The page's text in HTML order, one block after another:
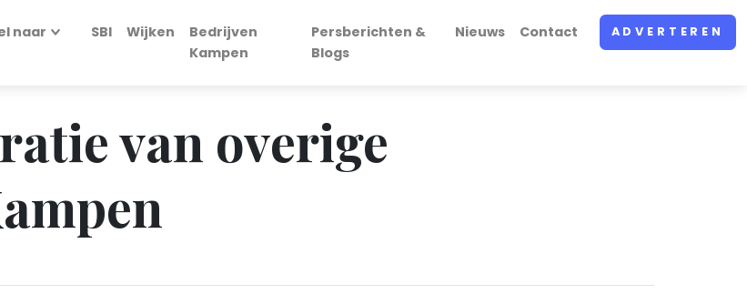
naar SBI Wijken
Bedrijven
Kampen
Persberichten &
Blogs
Nieuws Contact ADVERTEREN
van overige